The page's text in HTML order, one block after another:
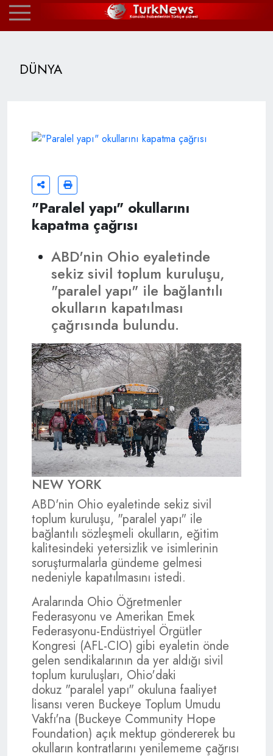
DÜNYA
"Paralel yapı" okullarını
kapatma çağrısı
ABD'nin Ohio eyaletinde
sekiz sivil toplum kuruluşu,
"paralel yapı" ile bağlantılı
okulların kapatılması
çağrısında bulundu.
NEW YORK
ABD'nin Ohio eyaletinde sekiz sivil
toplum kuruluşu, "paralel yapı" ile
bağlantılı sözleşmeli okulların, eğitim
kalitesindeki yetersizlik ve isimlerinin
soruşturmalarla gündeme gelmesi
nedeniyle kapatılmasını istedi.
Aralarında Ohio Öğretmenler
Federasyonu ve Amerikan Emek
Federasyonu-Endüstriyel Örgütler
Kongresi (AFL-CIO) gibi eyaletin önde
gelen sendikalarının da yer aldığı sivil
toplum kuruluşları, Ohio'daki
dokuz "paralel yapı" okuluna faaliyet
lisansı veren Buckeye Toplum Umudu
Vakfı'na (Buckeye Community Hope
Foundation) açık mektup göndererek bu
okulların kontratlarını yenilememe çağrısı